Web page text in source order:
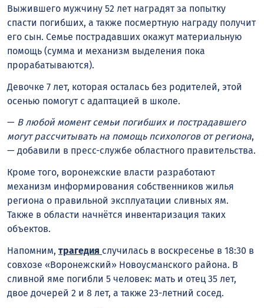
Выжившего мужчину 52 лет наградят за попытку
спасти погибших, а также посмертную награду получит
его сын. Семье пострадавших окажут материальную
помощь (сумма и механизм выделения пока
прорабатываются).
Девочке 7 лет, которая осталась без родителей, этой
осенью помогут с адаптацией в школе.
— В любой момент семьи погибших и пострадавшего
могут рассчитывать на помощь психологов от региона,
— добавили в пресс-службе областного правительства.
Кроме того, воронежские власти разработают
механизм информирования собственников жилья
региона о правильной эксплуатации сливных ям.
Также в области начнётся инвентаризация таких
объектов.
Напомним, трагедия случилась в воскресенье в 18:30 в
совхозе «Воронежский» Новоусманского района. В
сливной яме погибли 5 человек: мать и отец 35 лет,
двое дочерей 2 и 8 лет, а также 23-летний сосед.